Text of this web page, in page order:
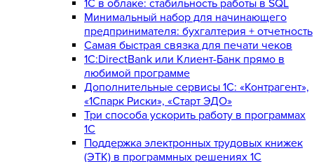
1С в облаке: стабильность работы в SQL
Минимальный набор для начинающего
предпринимателя: бухгалтерия + отчетность
Самая быстрая связка для печати чеков
1С:DirectBank или Клиент-Банк прямо в
любимой программе
Дополнительные сервисы 1С: «Контрагент»,
«1Спарк Риски», «Старт ЭДО»
Три способа ускорить работу в программах
1С
Поддержка электронных трудовых книжек
(ЭТК) в программных решениях 1С